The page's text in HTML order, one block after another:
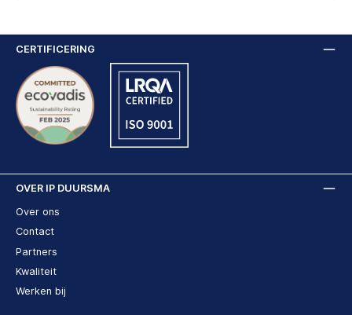
OVER IP DUURSMA
Over ons
Contact
Partners
Kwaliteit
Werken bij
CERTIFICERING